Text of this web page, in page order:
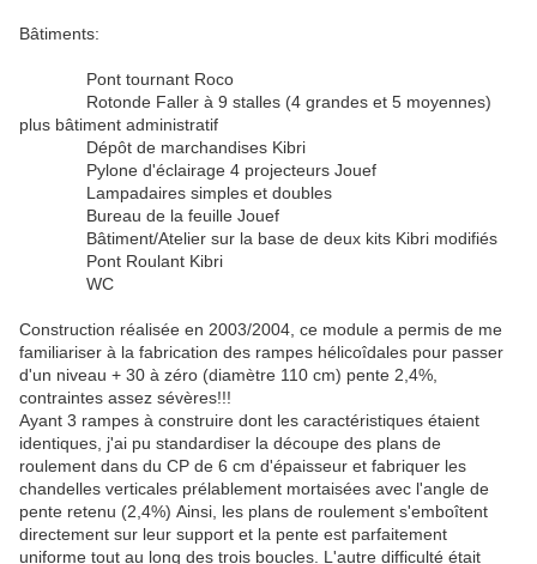
Bâtiments:
Pont tournant Roco
Rotonde Faller à 9 stalles (4 grandes et 5 moyennes)
plus bâtiment administratif
Dépôt de marchandises Kibri
Pylone d'éclairage 4 projecteurs Jouef
Lampadaires simples et doubles
Bureau de la feuille Jouef
Bâtiment/Atelier sur la base de deux kits Kibri modifiés
Pont Roulant Kibri
WC
Construction réalisée en 2003/2004, ce module a permis de me
familiariser à la fabrication des rampes hélicoîdales pour passer
d'un niveau + 30 à zéro (diamètre 110 cm) pente 2,4%,
contraintes assez sévères!!!
Ayant 3 rampes à construire dont les caractéristiques étaient
identiques, j'ai pu standardiser la découpe des plans de
roulement dans du CP de 6 cm d'épaisseur et fabriquer les
chandelles verticales prélablement mortaisées avec l'angle de
pente retenu (2,4%) Ainsi, les plans de roulement s'emboîtent
directement sur leur support et la pente est parfaitement
uniforme tout au long des trois boucles. L'autre difficulté était